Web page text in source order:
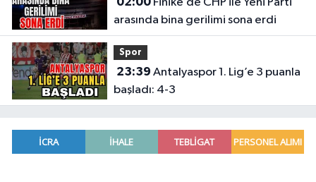
Finike’de CHP ile Yeni Parti
arasında bina gerilimi sona erdi
Spor
23:39
başladı: 4-3